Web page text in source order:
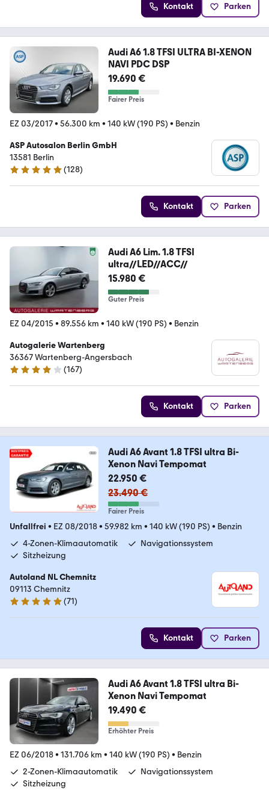
Kontakt Parken
Audi A6 1.8 TFSI ULTRA BI-XENON
NAVI PDC DSP
19.690 €
Fairer Preis
EZ 03/2017• 56.300 km • 140 kW (190 PS) • Benzin
ASP Autosalon Berlin GmbH
13581 Berlin
4.8 Sterne
(128)
Kontakt Parken
Audi A6 Lim. 1.8 TFSI
ultra//LED//ACC//
15.980 €
Guter Preis
EZ 04/2015 • 89.556 km • 140 kW (190 PS) • Benzin
Autogalerie Wartenberg
36367 Wartenberg-Angersbach
4.2 Sterne
(167)
Kontakt Parken
Audi A6 Avant 1.8 TFSI ultra Bi-
Xenon Navi Tempomat
22.950 €
23.490 €
Fairer Preis
Unfallfrei • EZ 08/2018• 59.982 km • 140 kW (190 PS) • Benzin
4-Zonen-Klimaautomatik
Navigationssystem
Sitzheizung
Autoland NL Chemnitz
09113 Chemnitz
4.8 Sterne
(71)
Kontakt Parken
Audi A6 Avant 1.8 TFSI ultra Bi-
Xenon Navi Tempomat
19.490 €
Erhöhter Preis
EZ 06/2018• 131.706 km • 140 kW (190 PS) • Benzin
2-Zonen-Klimaautomatik
Navigationssystem
Sitzheizung